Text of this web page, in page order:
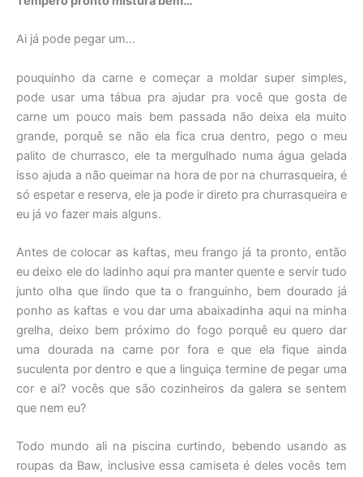
Ai já pode pegar um…
pouquinho da carne e começar a moldar super simples,
pode usar uma tábua pra ajudar pra você que gosta de
carne um pouco mais bem passada não deixa ela muito
grande, porquê se não ela fica crua dentro, pego o meu
palito de churrasco, ele ta mergulhado numa água gelada
isso ajuda a não queimar na hora de por na churrasqueira, é
só espetar e reserva, ele ja pode ir direto pra churrasqueira e
eu já vo fazer mais alguns.
Antes de colocar as kaftas, meu frango já ta pronto, então
eu deixo ele do ladinho aqui pra manter quente e servir tudo
junto olha que lindo que ta o franguinho, bem dourado já
ponho as kaftas e vou dar uma abaixadinha aqui na minha
grelha, deixo bem próximo do fogo porquê eu quero dar
uma dourada na carne por fora e que ela fique ainda
suculenta por dentro e que a linguiça termine de pegar uma
cor e ai? vocês que são cozinheiros da galera se sentem
que nem eu?
Todo mundo ali na piscina curtindo, bebendo usando as
roupas da Baw, inclusive essa camiseta é deles vocês tem